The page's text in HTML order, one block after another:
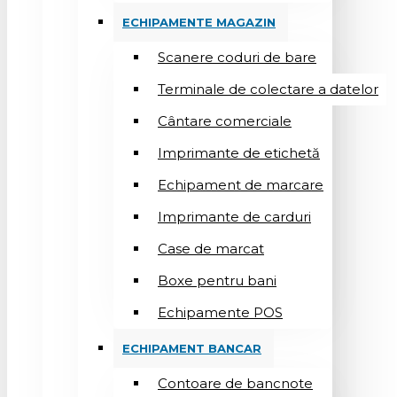
ECHIPAMENTE MAGAZIN
Scanere coduri de bare
Terminale de colectare a datelor
Cântare comerciale
Imprimante de etichetă
Echipament de marcare
Imprimante de carduri
Case de marcat
Boxe pentru bani
Echipamente POS
ECHIPAMENT BANCAR
Contoare de bancnote